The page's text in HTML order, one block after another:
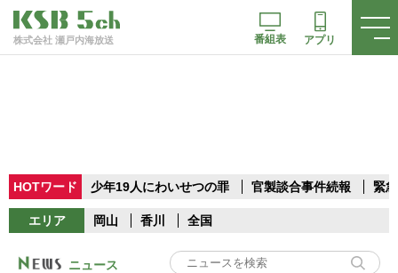
株式会社 瀬戸内海放送 番組表 アプリ
HOTワード 少年19人にわいせつの罪 官製談合事件続報 緊
エリア 岡山 香川 全国
ニュース